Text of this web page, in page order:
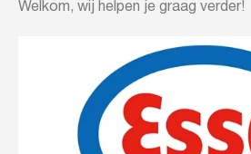
Welkom, wij helpen je graag verder!